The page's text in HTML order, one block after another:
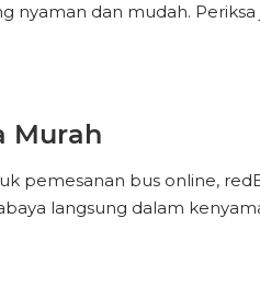
nyaman dan mudah.
Murah
pemesanan bus online,
langsung dalam